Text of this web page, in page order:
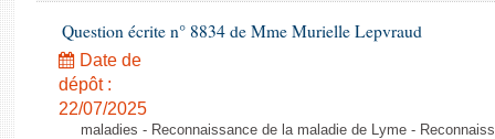
Question écrite n° 8834 de Mme Murielle Lepvraud
Date de
dépôt :
22/07/2025
maladies - Reconnaissance de la maladie de Lyme -